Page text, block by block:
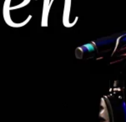
Vous avez
Grande